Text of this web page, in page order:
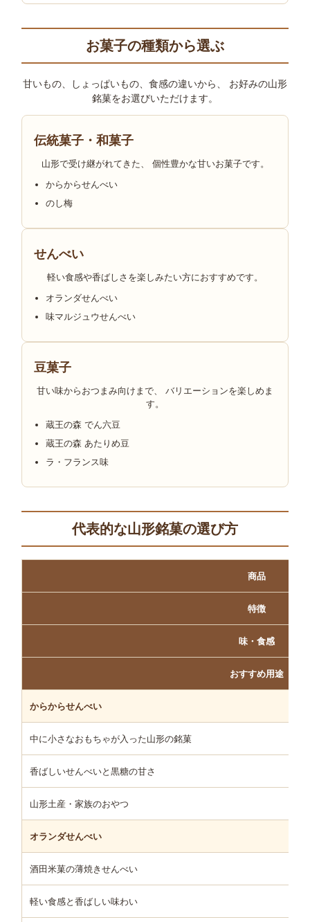
お菓子の種類から選ぶ
甘いもの、しょっぱいもの、食感の違いから、 お好みの山形
銘菓をお選びいただけます。
伝統菓子・和菓子
山形で受け継がれてきた、 個性豊かな甘いお菓子です。
からからせんべい
のし梅
せんべい
軽い食感や香ばしさを楽しみたい方におすすめです。
オランダせんべい
味マルジュウせんべい
豆菓子
甘い味からおつまみ向けまで、 バリエーションを楽しめま
す。
蔵王の森 でん六豆
蔵王の森 あたりめ豆
ラ・フランス味
代表的な山形銘菓の選び方
商品
特徴
味・食感
おすすめ用途
からからせんべい
中に小さなおもちゃが入った山形の銘菓
香ばしいせんべいと黒糖の甘さ
山形土産・家族のおやつ
オランダせんべい
酒田米菓の薄焼きせんべい
軽い食感と香ばしい味わい